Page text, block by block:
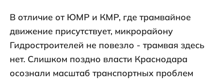
В отличие от ЮМР и КМР, где трамвайное
движение присутствует, микрорайону
Гидростроителей не повезло - трамвая здесь
нет. Слишком поздно власти Краснодара
осознали масштаб транспортных проблем